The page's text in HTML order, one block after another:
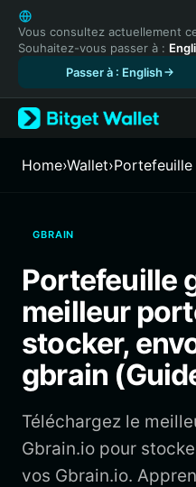
English
日本語
Tiếng Việt
Español (Latinoamérica)
Türkçe
Français
繁體中文
Bahasa Indonesia
ภาษาไทย
Español
Português (Brasil)
Vous consultez actuellement
Souhaitez-vous passer à :
Passer à : English
Home›Wallet›Portefeuille
GBRAIN
Portefeuille
meilleur
stocker,
gbrain
Téléchargez le
Gbrain.io pour
vos Gbrain.io.